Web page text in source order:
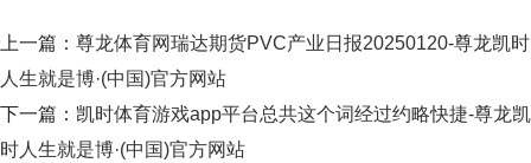
上一篇： 尊龙体育网瑞达期货PVC产业日报20250120-尊龙凯时
人生就是博·(中国)官方网站
下一篇： 凯时体育游戏app平台总共这个词经过约略快捷-尊龙凯
时人生就是博·(中国)官方网站